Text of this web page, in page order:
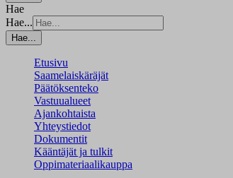
Hae
Hae...
Hae...
Etusivu
Saamelaiskäräjät
Päätöksenteko
Vastuualueet
Ajankohtaista
Yhteystiedot
Dokumentit
Kääntäjät ja tulkit
Oppimateriaalikauppa